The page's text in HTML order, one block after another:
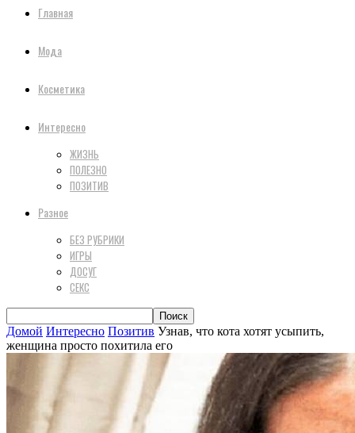
Главная
Мода
Косметика
Интересно
ЖИЗНЬ
ПОЛЕЗНО
ПОЗИТИВ
Разное
БЕЗ РУБРИКИ
ИГРЫ
ДОСУГ
СЕКС
Домой Интересно Позитив Узнав, что кота хотят усыпить,
женщина просто похитила его